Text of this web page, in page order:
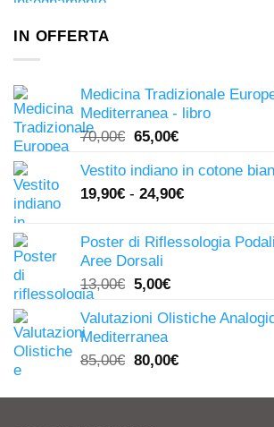
IN OFFERTA
Medicina Tradizionale
Mediterranea - libro
70,00€ Il
originale
era:
65,00€Il
attuale
è:
Vestito indiano in cotone
19,90€ - 24,90€
Poster di Riflessologia
Aree Dorsali
13,00€ Il
originale
era:
13,00€.
5,00€Il
attuale
5,00€.
Valutazioni Olistiche
Mediterranea
85,00€ Il
originale
80,00€Il
attuale